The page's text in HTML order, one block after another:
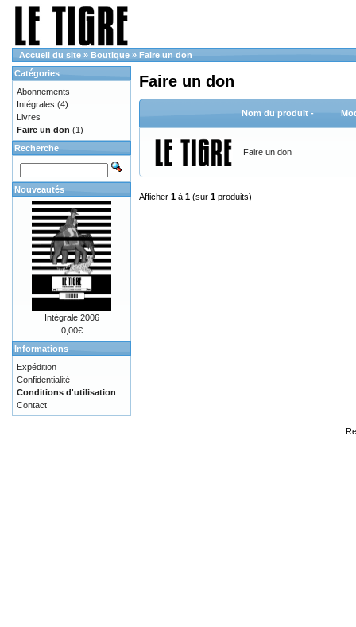
Accueil du site » Boutique » Faire un don
Faire un don
Nom du produit -
Faire un don
Afficher 1 à 1 (sur 1 produits)
Catégories
Abonnements
Intégrales (4)
Livres
Faire un don (1)
Recherche
Nouveautés
Intégrale 2006
0,00€
Informations
Expédition
Confidentialité
Conditions d'utilisation
Contact